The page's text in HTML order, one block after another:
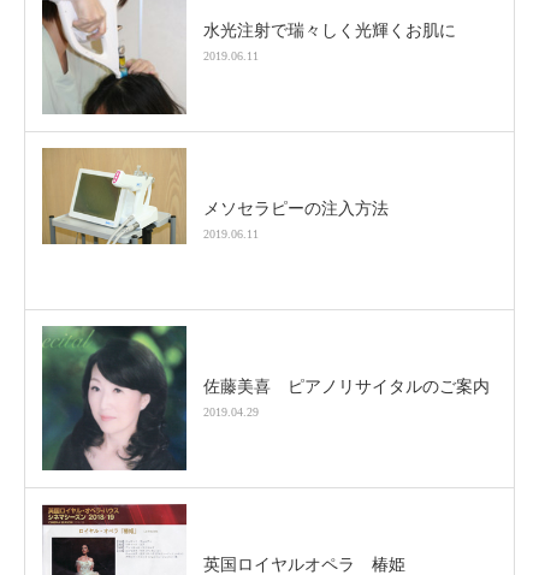
水光注射で瑞々しく光輝くお肌に
2019.06.11
メソセラピーの注入方法
2019.06.11
佐藤美喜 ピアノリサイタルのご案内
2019.04.29
英国ロイヤルオペラ 椿姫